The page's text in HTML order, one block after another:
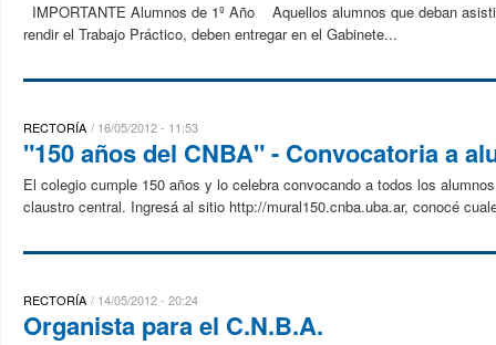
IMPORTANTE Alumnos de 1º Año Aquellos alumnos que deban
rendir el Trabajo Práctico, deben entregar en el Gabinete...
RECTORÍA 16/05/2012 - 11:53
"150 años del CNBA" - Convocatoria a
El colegio cumple 150 años y lo celebra convocando a todos los
claustro central. Ingresá al sitio http://mural150.cnba.uba.ar, conocé
RECTORÍA 14/05/2012 - 20:24
Organista para el C.N.B.A.